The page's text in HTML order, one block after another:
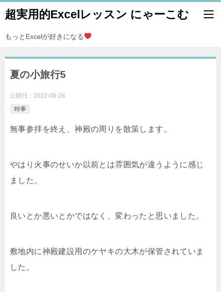
超実用的Excelレッスン にゃーこむ
もっとExcelが好きになる
夏の小旅行5
公開日： 2022-08-28
時事
無事参拝を終え、神殿の周りを散策します。
やはり火事のせいか以前とは雰囲気が違うように感じ
ました。
良いとか悪いとかではなく、変わったと思いました。
敷地内に神殿建設用のケヤキの大木が保管されていま
した。